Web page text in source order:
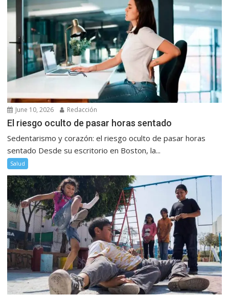
June 10, 2026 Redacción
El riesgo oculto de pasar horas sentado
Sedentarismo y corazón: el riesgo oculto de pasar horas
sentado Desde su escritorio en Boston, la...
Salud